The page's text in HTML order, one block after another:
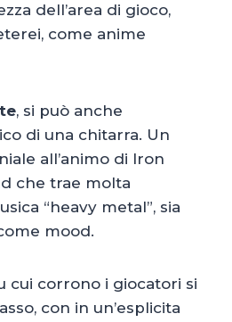
dell’area di gioco,
come anime
, si può anche
di una chitarra. Un
all’animo di Iron
che trae molta
“heavy metal”, sia
mood.
cui corrono i giocatori si
con in un’esplicita